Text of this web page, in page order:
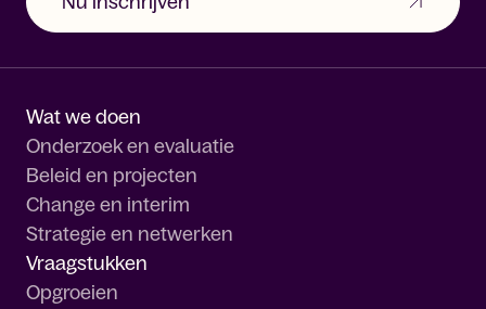
Wat we doen
Onderzoek en evaluatie
Beleid en projecten
Change en interim
Strategie en netwerken
Vraagstukken
Opgroeien